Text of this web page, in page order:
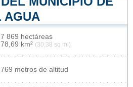
AGUA
7 869 hectáreas
78,69 km² (30,38 sq mi)
769 metros de altitud